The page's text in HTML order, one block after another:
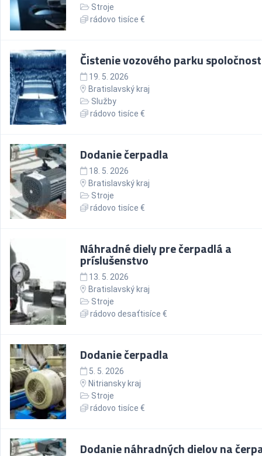
Stroje
rádovo tisíce €
Čistenie vozového parku
19. 5. 2026
Bratislavský kraj
Služby
rádovo tisíce €
Dodanie čerpadla
18. 5. 2026
Bratislavský kraj
Stroje
rádovo tisíce €
Náhradné diely pre čerpadlá a
príslušenstvo
13. 5. 2026
Bratislavský kraj
Stroje
rádovo desaťtisíce €
Dodanie čerpadla
5. 5. 2026
Nitriansky kraj
Stroje
rádovo tisíce €
Dodanie náhradných dielov na